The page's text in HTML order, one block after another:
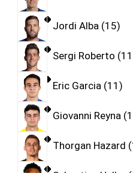
Jordi Alba 15
Sergi Roberto 11
Eric Garcia 11
Giovanni Reyna
Thorgan Hazard